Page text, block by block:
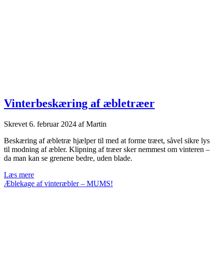
Vinterbeskæring af æbletræer
Skrevet 6. februar 2024 afMartin
Beskæring af æbletræ hjælper til med at forme træet, såvel sikre lys
til modning af æbler. Klipning af træer sker nemmest om vinteren –
da man kan se grenene bedre, uden blade.
Læs mereVinterbeskæring
af
Æblekage af vinteræbler – MUMS!